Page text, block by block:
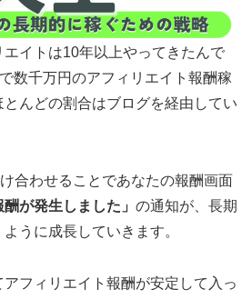
イトは10年以上やってきたんで
数千万円のアフィリエイト報酬稼
んどの割合はブログを経由してい
合わせることであなたの報酬画面
が発生しました」 の通知が、長期
うに成長していきます。
フィリエイト報酬が安定して入っ